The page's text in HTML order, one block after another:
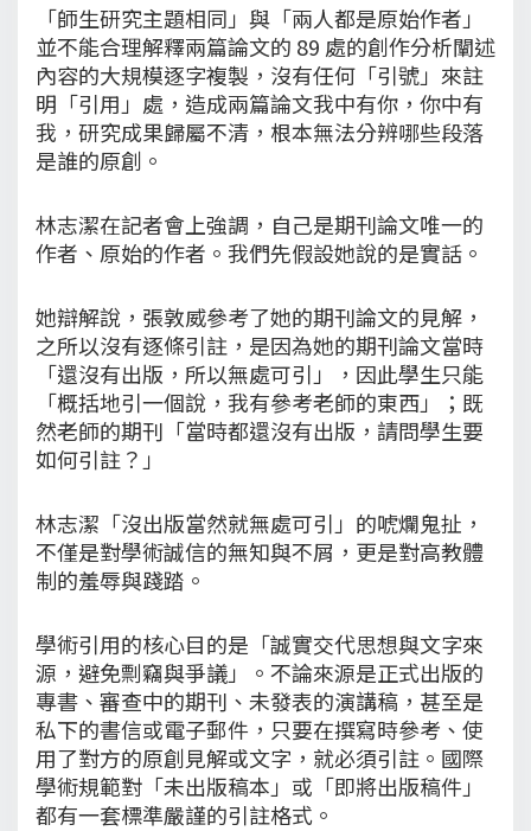
「師生研究主題相同」與「兩人都是原始作者」
並不能合理解釋兩篇論文的 89 處的創作分析闡述
內容的大規模逐字複製，沒有任何「引號」來註
明「引用」處，造成兩篇論文我中有你，你中有
我，研究成果歸屬不清，根本無法分辨哪些段落
是誰的原創。
林志潔在記者會上強調，自己是期刊論文唯一的
作者、原始的作者。我們先假設她說的是實話。
她辯解說，張敦威參考了她的期刊論文的見解，
之所以沒有逐條引註，是因為她的期刊論文當時
「還沒有出版，所以無處可引」，因此學生只能
「概括地引一個說，我有參考老師的東西」；既
然老師的期刊「當時都還沒有出版，請問學生要
如何引註？」
林志潔「沒出版當然就無處可引」的唬爛鬼扯，
不僅是對學術誠信的無知與不屑，更是對高教體
制的羞辱與踐踏。
學術引用的核心目的是「誠實交代思想與文字來
源，避免剽竊與爭議」。不論來源是正式出版的
專書、審查中的期刊、未發表的演講稿，甚至是
私下的書信或電子郵件，只要在撰寫時參考、使
用了對方的原創見解或文字，就必須引註。國際
學術規範對「未出版稿本」或「即將出版稿件」
都有一套標準嚴謹的引註格式。